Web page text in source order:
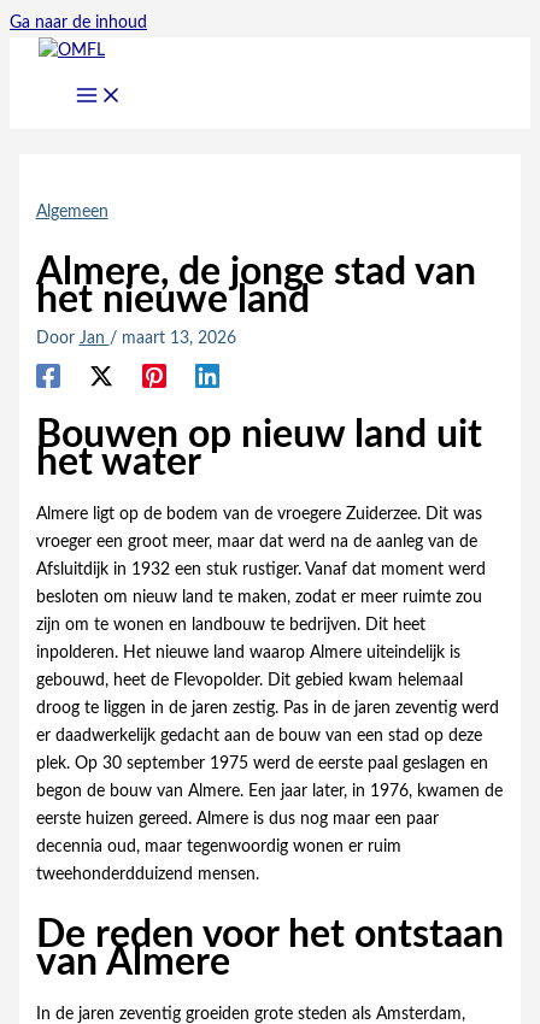
Ga naar de inhoud
Algemeen
Almere, de jonge stad van
het nieuwe land
Door Jan / maart 13, 2026
Bouwen op nieuw land uit
het water
Almere ligt op de bodem van de vroegere Zuiderzee. Dit was
vroeger een groot meer, maar dat werd na de aanleg van de
Afsluitdijk in 1932 een stuk rustiger. Vanaf dat moment werd
besloten om nieuw land te maken, zodat er meer ruimte zou
zijn om te wonen en landbouw te bedrijven. Dit heet
inpolderen. Het nieuwe land waarop Almere uiteindelijk is
gebouwd, heet de Flevopolder. Dit gebied kwam helemaal
droog te liggen in de jaren zestig. Pas in de jaren zeventig werd
er daadwerkelijk gedacht aan de bouw van een stad op deze
plek. Op 30 september 1975 werd de eerste paal geslagen en
begon de bouw van Almere. Een jaar later, in 1976, kwamen de
eerste huizen gereed. Almere is dus nog maar een paar
decennia oud, maar tegenwoordig wonen er ruim
tweehonderdduizend mensen.
De reden voor het ontstaan
van Almere
In de jaren zeventig groeiden grote steden als Amsterdam,